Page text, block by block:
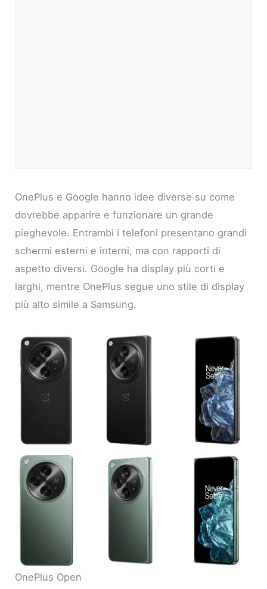
OnePlus e Google hanno idee diverse su come
dovrebbe apparire e funzionare un grande
pieghevole. Entrambi i telefoni presentano grandi
schermi esterni e interni, ma con rapporti di
aspetto diversi. Google ha display più corti e
larghi, mentre OnePlus segue uno stile di display
più alto simile a Samsung.
OnePlus Open